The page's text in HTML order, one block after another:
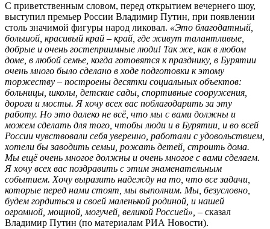
С приветственным словом, перед открытием вечернего шоу,
выступил премьер России Владимир Путин, при появлении
столь значимой фигуры народ ликовал. «Это благодатный,
большой, красивый край – край, где живут талантливые,
добрые и очень гостеприимные люди! Так же, как в любом
доме, в любой семье, когда готовятся к празднику, в Бурятии
очень много было сделано в ходе подготовки к этому
торжеству – построены десятки социальных объектов:
больницы, школы, детские сады, спортивные сооружения,
дороги и мосты. Я хочу всех вас поблагодарить за эту
работу. Но это далеко не всё, что мы с вами должны и
можем сделать для того, чтобы люди и в Бурятии, и во всей
России чувствовали себя уверенно, работали с удовольствием,
хотели бы заводить семьи, рожать детей, строить дома.
Мы ещё очень многое должны и очень многое с вами сделаем.
Я хочу всех вас поздравить с этим знаменательным
событием. Хочу выразить надежду на то, что все задачи,
которые перед нами стоят, мы выполним. Мы, безусловно,
будем гордиться и своей маленькой родиной, и нашей
огромной, мощной, могучей, великой Россией», – сказал
Владимир Путин (по материалам РИА Новости).